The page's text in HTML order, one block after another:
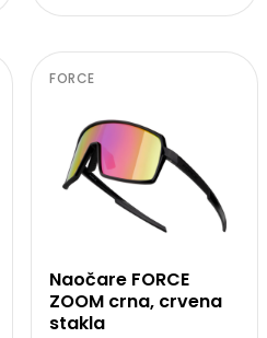
FORCE
Naočare FORCE
ZOOM crna, crvena
stakla